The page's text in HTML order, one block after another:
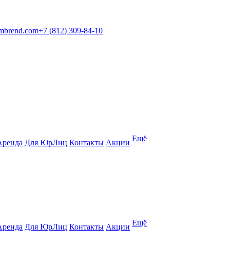
+7 (812) 309-84-10
Для ЮрЛиц Контакты Акции Ещё
Для ЮрЛиц Контакты Акции Ещё